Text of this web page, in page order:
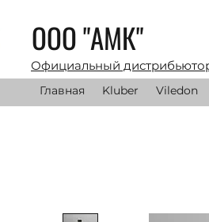
ООО "АМК"
Главная Kluber Viledon
Официальный